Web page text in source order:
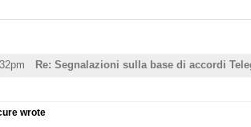
Re: Segnalazioni sulla base di accordi
wrote